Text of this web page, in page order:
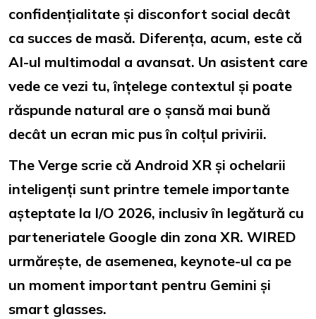
confidențialitate și disconfort social decât
ca succes de masă. Diferența, acum, este că
AI-ul multimodal a avansat. Un asistent care
vede ce vezi tu, înțelege contextul și poate
răspunde natural are o șansă mai bună
decât un ecran mic pus în colțul privirii.
The Verge scrie că Android XR și ochelarii
inteligenți sunt printre temele importante
așteptate la I/O 2026, inclusiv în legătură cu
parteneriatele Google din zona XR. WIRED
urmărește, de asemenea, keynote-ul ca pe
un moment important pentru Gemini și
smart glasses.